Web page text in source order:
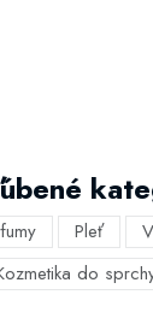
Pleť
do